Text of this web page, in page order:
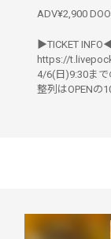
ADV¥2,900
▶︎TICKET
https://
4/6(日)9:30ま
整列はOPENの